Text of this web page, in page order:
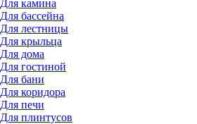
Для камина
Для бассейна
Для лестницы
Для крыльца
Для дома
Для гостиной
Для бани
Для коридора
Для печи
Для плинтусов